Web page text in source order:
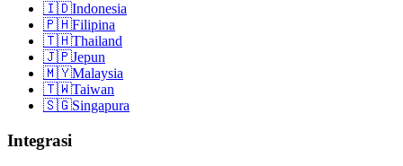
🇮🇩Indonesia
🇵🇭Filipina
🇹🇭Thailand
🇯🇵Jepun
🇲🇾Malaysia
🇹🇼Taiwan
🇸🇬Singapura
Integrasi